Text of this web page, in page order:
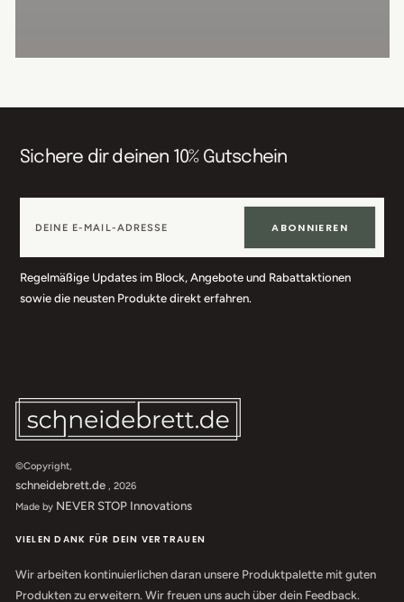
Sichere dir deinen 10% Gutschein
ABONNIEREN
Regelmäßige Updates im Block, Angebote und Rabattaktionen
sowie die neusten Produkte direkt erfahren.
©Copyright,
schneidebrett.de, 2026
Made by NEVER STOP Innovations
VIELEN DANK FÜR DEIN VERTRAUEN
Wir arbeiten kontinuierlichen daran unsere Produktpalette mit guten
Produkten zu erweitern. Wir freuen uns auch über dein Feedback.